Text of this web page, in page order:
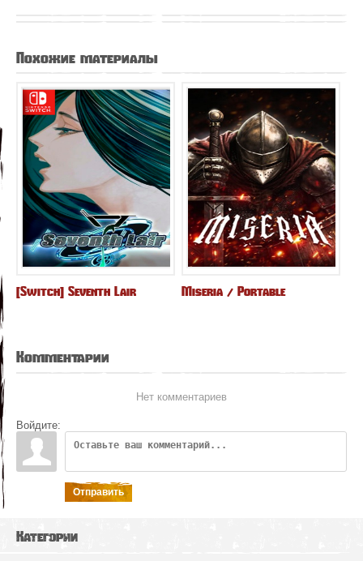
Похожие материалы
[Switch] Seventh Lair Miseria / Portable
Комментарии
Нет комментариев
Войдите:
Отправить
Категории